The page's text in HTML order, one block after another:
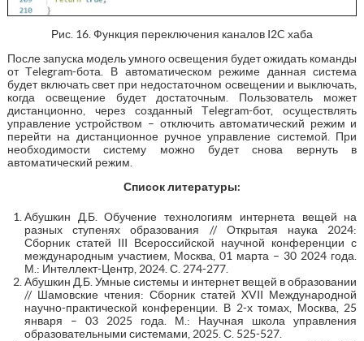
Рис. 16. Функция переключения каналов I2C хаба
После запуска модель умного освещения будет ожидать команды
от Тelegram-бота. В автоматическом режиме данная система
будет включать свет при недостаточном освещении и выключать,
когда освещение будет достаточным. Пользователь может
дистанционно, через созданный Тelegram-бот, осуществлять
управление устройством – отключить автоматический режим и
перейти на дистанционное ручное управление системой. При
необходимости систему можно будет снова вернуть в
автоматический режим.
Список литературы:
Абушкин Д.Б. Обучение технологиям интернета вещей на
разных ступенях образования // Открытая наука 2024:
Сборник статей III Всероссийской научной конференции с
международным участием, Москва, 01 марта – 30 2024 года.
М.: Интеллект-Центр, 2024. С. 274-277.
Абушкин Д.Б. Умные системы и интернет вещей в образовании
// Шамовские чтения: Сборник статей XVII Международной
научно-практической конференции. В 2-х томах, Москва, 25
января – 03 2025 года. М.: Научная школа управления
образовательными системами, 2025. С. 525-527.